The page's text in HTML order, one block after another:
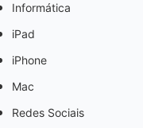
Informática
iPad
iPhone
Mac
Redes Sociais